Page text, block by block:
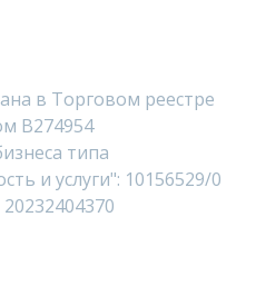
в Торговом реестре
B274954
типа
и услуги": 10156529/0